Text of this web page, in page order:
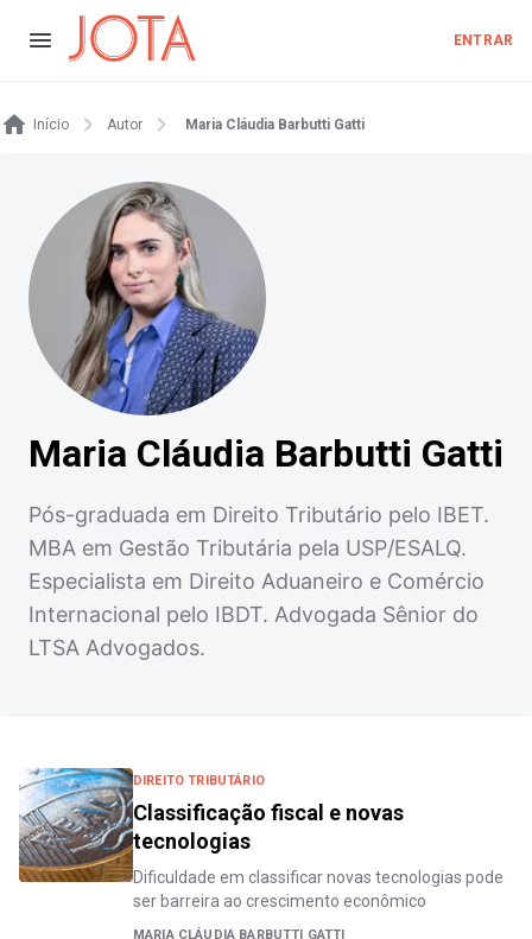
ENTRAR
Início Autor Maria Cláudia Barbutti Gatti
Maria Cláudia Barbutti Gatti
Pós-graduada em Direito Tributário pelo IBET.
MBA em Gestão Tributária pela USP/ESALQ.
Especialista em Direito Aduaneiro e Comércio
Internacional pelo IBDT. Advogada Sênior do
LTSA Advogados.
DIREITO TRIBUTÁRIO
Classificação fiscal e novas
tecnologias
Dificuldade em classificar novas tecnologias pode
ser barreira ao crescimento econômico
MARIA CLÁUDIA BARBUTTI GATTI